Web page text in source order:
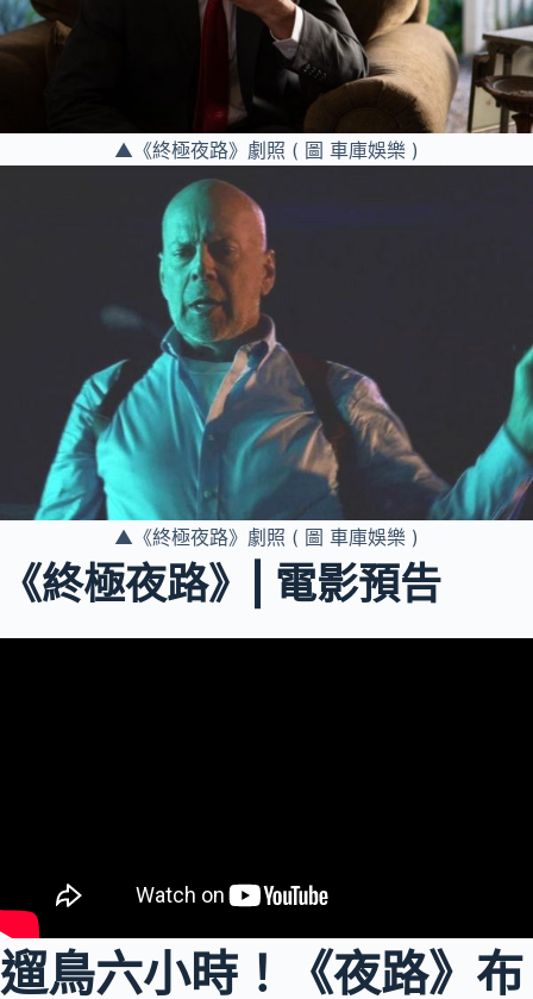
▲《終極夜路》劇照 ( 圖 車庫娛樂 )
▲《終極夜路》劇照 ( 圖 車庫娛樂 )
《終極夜路》| 電影預告
遛鳥六小時！《夜路》布